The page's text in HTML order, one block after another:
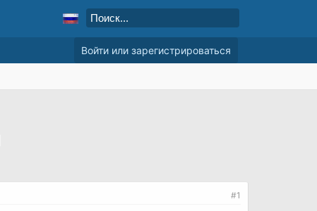
#1
Войти или зарегистрироваться